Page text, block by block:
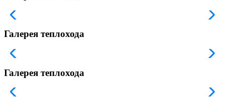
Галерея теплохода
Галерея теплохода